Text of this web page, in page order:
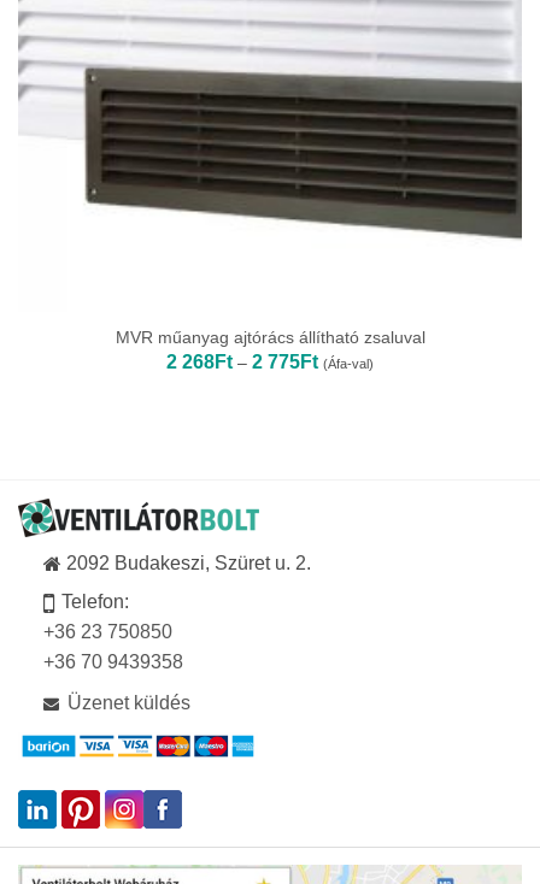
MVR műanyag ajtórács állítható zsaluval
2 268Ft – 2 775FtÁrtartomány:
2
(Áfa-val)
2092 Budakeszi, Szüret u. 2.
Telefon:
+36 23 750850
+36 70 9439358
Üzenet küldés